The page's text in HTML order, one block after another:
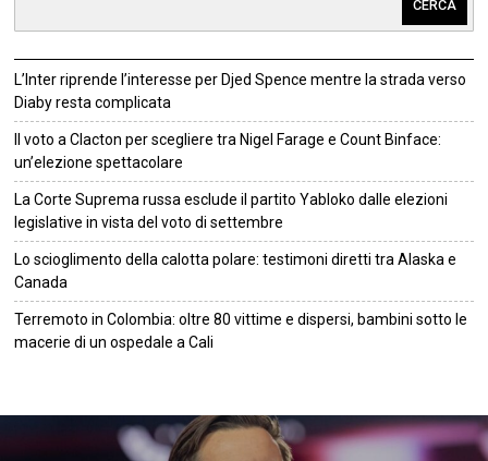
CERCA
L’Inter riprende l’interesse per Djed Spence mentre la strada verso
Diaby resta complicata
Il voto a Clacton per scegliere tra Nigel Farage e Count Binface:
un’elezione spettacolare
La Corte Suprema russa esclude il partito Yabloko dalle elezioni
legislative in vista del voto di settembre
Lo scioglimento della calotta polare: testimoni diretti tra Alaska e
Canada
Terremoto in Colombia: oltre 80 vittime e dispersi, bambini sotto le
macerie di un ospedale a Cali